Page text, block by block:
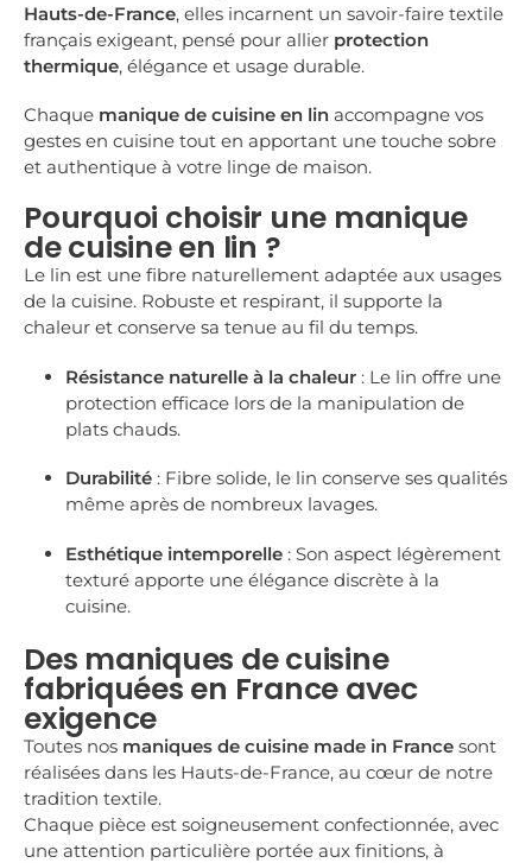
Hauts-de-France, elles incarnent un savoir-faire textile
français exigeant, pensé pour allier protection
thermique, élégance et usage durable.
Chaque manique de cuisine en lin accompagne vos
gestes en cuisine tout en apportant une touche sobre
et authentique à votre linge de maison.
Pourquoi choisir une manique
de cuisine en lin ?
Le lin est une fibre naturellement adaptée aux usages
de la cuisine. Robuste et respirant, il supporte la
chaleur et conserve sa tenue au fil du temps.
Résistance naturelle à la chaleur : Le lin offre une
protection efficace lors de la manipulation de
plats chauds.
Durabilité : Fibre solide, le lin conserve ses qualités
même après de nombreux lavages.
Esthétique intemporelle : Son aspect légèrement
texturé apporte une élégance discrète à la
cuisine.
Des maniques de cuisine
fabriquées en France avec
exigence
Toutes nos maniques de cuisine made in France sont
réalisées dans les Hauts-de-France, au cœur de notre
tradition textile.
Chaque pièce est soigneusement confectionnée, avec
une attention particulière portée aux finitions, à